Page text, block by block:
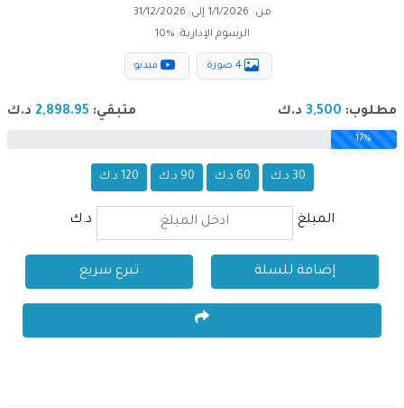
من: 1/1/2026 إلى: 31/12/2026
الرسوم الإدارية: %10
4 صورة فيديو
مطلوب: 3,500 د.ك متبقي: 2,898.95 د.ك
17%
30 د.ك 60 د.ك 90 د.ك 120 د.ك
المبلغ د.ك
إضافة للسلة تبرع سريع